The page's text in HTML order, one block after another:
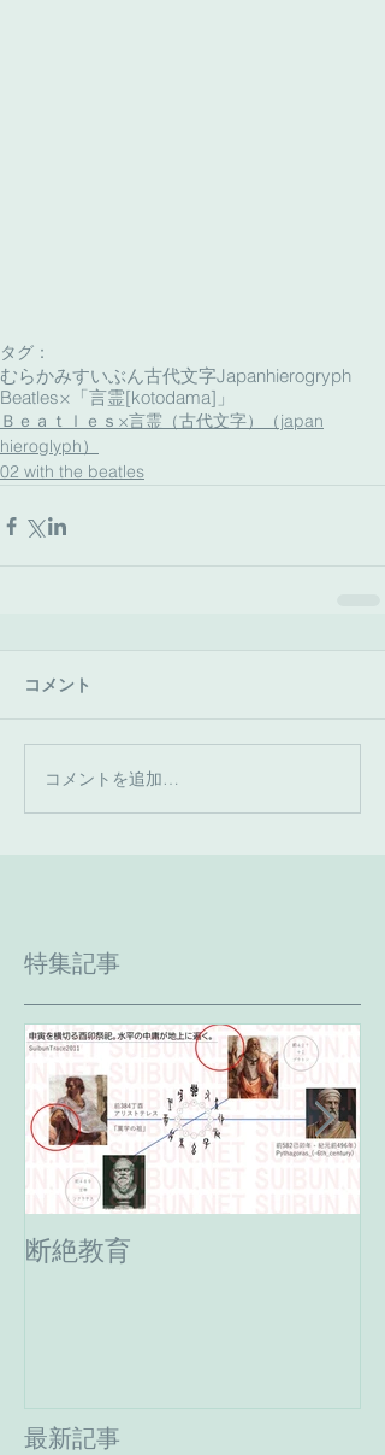
タグ：
むらかみすいぶん古代文字Japanhierogryph
Beatles×「言霊[kotodama]」
Ｂｅａｔｌｅｓ×言霊（古代文字）（japan
hieroglyph）
02 with the beatles
コメント
コメントを追加…
特集記事
断絶教育
最新記事